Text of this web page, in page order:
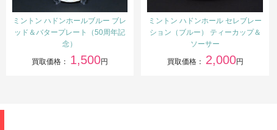
ミントン ハドンホールブルー ブレ
ッド＆バタープレート（50周年記
念）
買取価格： 1,500円
ミントン ハドンホール セレブレー
ション（ブルー） ティーカップ＆
ソーサー
買取価格： 2,000円